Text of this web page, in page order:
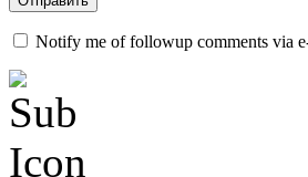
Notify me of followup comments via